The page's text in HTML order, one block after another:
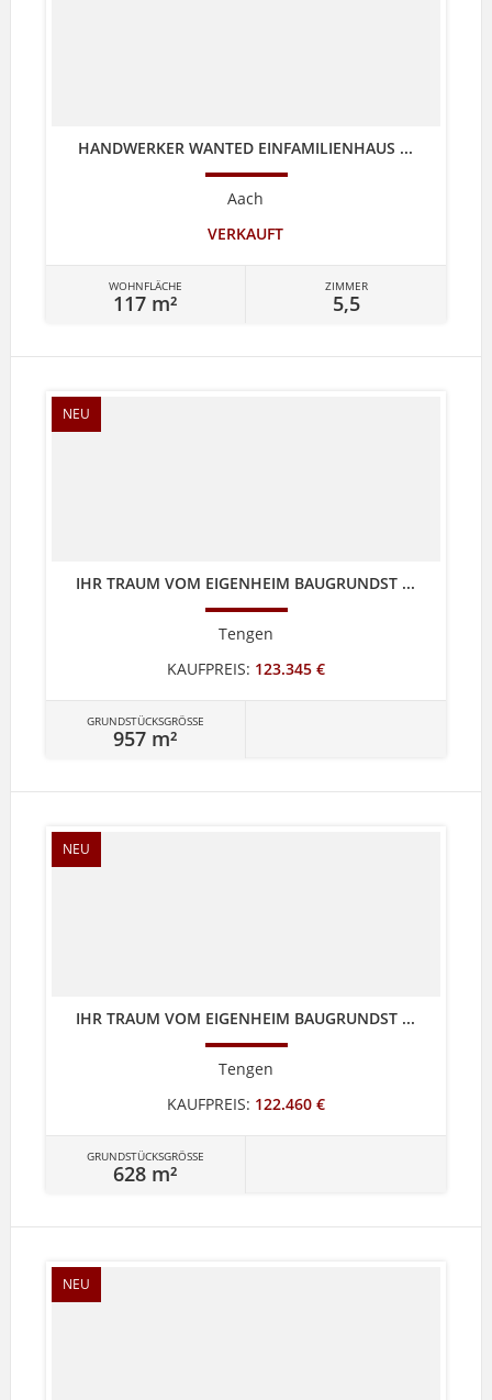
HANDWERKER WANTED EINFAMILIENHAUS ...
Aach
VERKAUFT
WOHNFLÄCHE
117 m²
ZIMMER
5,5
NEU
IHR TRAUM VOM EIGENHEIM BAUGRUNDST ...
Tengen
KAUFPREIS: 123.345 €
GRUNDSTÜCKSGRÖSSE
957 m²
NEU
IHR TRAUM VOM EIGENHEIM BAUGRUNDST ...
Tengen
KAUFPREIS: 122.460 €
GRUNDSTÜCKSGRÖSSE
628 m²
NEU